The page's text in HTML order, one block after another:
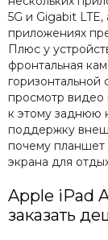
5G и Gigabit
приложениях
Плюс у
фронтальная
просмотр видео
к этому заднюю
поддержку
почему планшет
экрана для
Apple iPad
заказать